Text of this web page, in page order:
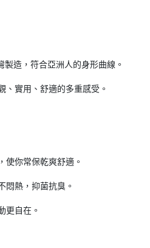
造，符合亞洲人的身形曲線。
、實用、舒適的多重感受。
使你常保乾爽舒適。
悶熱，抑菌抗臭。
更自在。